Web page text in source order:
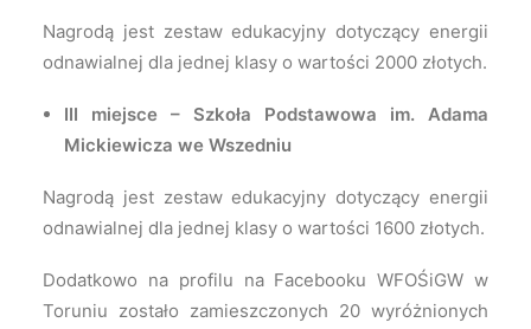
Nagrodą jest zestaw edukacyjny dotyczący energii
odnawialnej dla jednej klasy o wartości 2000 złotych.
III miejsce – Szkoła Podstawowa im. Adama
Mickiewicza we Wszedniu
Nagrodą jest zestaw edukacyjny dotyczący energii
odnawialnej dla jednej klasy o wartości 1600 złotych.
Dodatkowo na profilu na Facebooku WFOŚiGW w
Toruniu zostało zamieszczonych 20 wyróżnionych